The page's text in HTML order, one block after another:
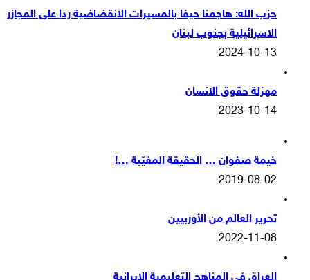
حزب الله: هاجمنا حيفا بالمسيرات الانقضاضية ردا على المجازر
الاسرائيلية بجنوب لبنان
2024-10-13
مهزلة حقوق الانسان
2023-10-14
خيمة صفوان … الحقيقة المغيّبة …!
2019-08-02
تحرير العالم من الأوربيين
2022-11-08